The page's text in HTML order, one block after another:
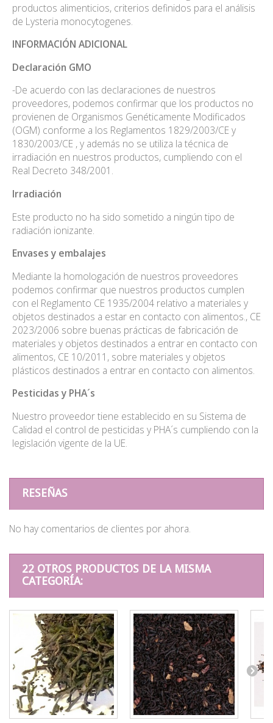
productos alimenticios, criterios definidos para el análisis
de Lysteria monocytogenes.
INFORMACIÓN ADICIONAL
Declaración GMO
-De acuerdo con las declaraciones de nuestros
proveedores, podemos confirmar que los productos no
provienen de Organismos Genéticamente Modificados
(OGM) conforme a los Reglamentos 1829/2003/CE y
1830/2003/CE , y además no se utiliza la técnica de
irradiación en nuestros productos, cumpliendo con el
Real Decreto 348/2001.
Irradiación
Este producto no ha sido sometido a ningún tipo de
radiación ionizante.
Envases y embalajes
Mediante la homologación de nuestros proveedores
podemos confirmar que nuestros productos cumplen
con el Reglamento CE 1935/2004 relativo a materiales y
objetos destinados a estar en contacto con alimentos., CE
2023/2006 sobre buenas prácticas de fabricación de
materiales y objetos destinados a entrar en contacto con
alimentos, CE 10/2011, sobre materiales y objetos
plásticos destinados a entrar en contacto con alimentos.
Pesticidas y PHA´s
Nuestro proveedor tiene establecido en su Sistema de
Calidad el control de pesticidas y PHA´s cumpliendo con la
legislación vigente de la UE.
RESEÑAS
No hay comentarios de clientes por ahora.
22 OTROS PRODUCTOS DE LA MISMA
CATEGORÍA: